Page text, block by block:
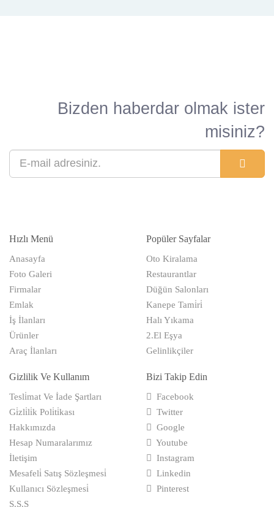
Bizden haberdar olmak ister
misiniz?
Hızlı Menü
Anasayfa
Foto Galeri
Firmalar
Emlak
İş İlanları
Ürünler
Araç İlanları
Popüler Sayfalar
Oto Kiralama
Restaurantlar
Düğün Salonları
Kanepe Tami̇ri̇
Halı Yıkama
2.El Eşya
Gelinlikçiler
Gizlilik Ve Kullanım
Tesli̇mat Ve İade Şartları
Gi̇zli̇li̇k Poli̇ti̇kası
Hakkımızda
Hesap Numaralarımız
İletişim
Mesafeli̇ Satış Sözleşmesi̇
Kullanıcı Sözleşmesi̇
S.S.S
Bizi Takip Edin
Facebook
Twitter
Google
Youtube
Instagram
Linkedin
Pinterest